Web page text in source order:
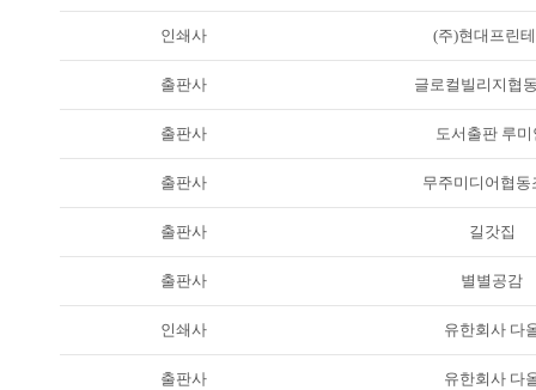
인쇄사 (주)현대프린
출판사 글로컬빌리지협
출판사 도서출판 루미
출판사 무주미디어협동
출판사 길갓집
출판사 별별공감
인쇄사 유한회사 다
출판사 유한회사 다